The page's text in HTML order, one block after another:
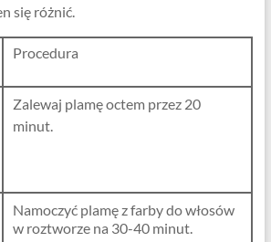
się różnić.
Procedura
Zalewaj plamę octem przez 20
minut.
Namoczyć plamę z farby do włosów
w roztworze na 30-40 minut.